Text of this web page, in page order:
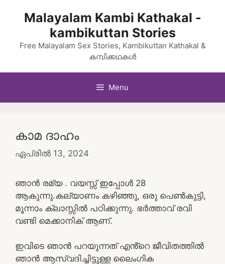
Malayalam Kambi Kathakal -
kambikuttan Stories
Free Malayalam Sex Stories, Kambikuttan Kathakal &
കമ്പിക്കഥകൾ
Menu
കാമ ദാഹം
ഏപ്രിൽ 13, 2024
ഞാൻ രമ്യ . വയസ്സ് ഇപ്പോൾ 28
ആകുന്നു.കല്യാണം കഴിഞ്ഞു, ഒരു പെൺകുട്ടി,
മൂന്നാം ക്ലാസ്സിൽ പഠിക്കുന്നു. ഭർത്താവ് രവി
വണ്ടി മെക്കാനിക് ആണ്.
ഇവിടെ ഞാൻ പറയുന്നത് എൻ്റെ ജീവിതത്തിൽ
ഞാൻ ആസ്വദിച്ചിട്ടുള്ള ലൈംഗിക